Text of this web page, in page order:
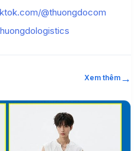
@thuongdocom
Xem thêm →